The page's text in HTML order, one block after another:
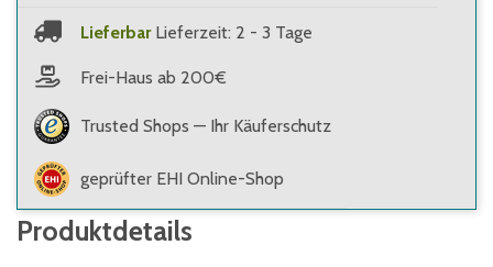
Lieferbar Lieferzeit: 2 - 3 Tage
Frei-Haus ab 200€
Trusted Shops — Ihr Käuferschutz
geprüfter EHI Online-Shop
Produktdetails